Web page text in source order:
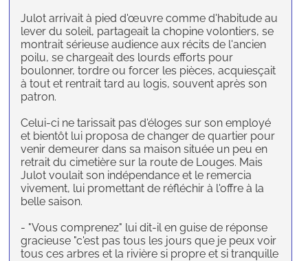
Julot arrivait à pied d'œuvre comme d'habitude au
lever du soleil, partageait la chopine volontiers, se
montrait sérieuse audience aux récits de l'ancien
poilu, se chargeait des lourds efforts pour
boulonner, tordre ou forcer les pièces, acquiesçait
à tout et rentrait tard au logis, souvent après son
patron.
Celui-ci ne tarissait pas d'éloges sur son employé
et bientôt lui proposa de changer de quartier pour
venir demeurer dans sa maison située un peu en
retrait du cimetière sur la route de Louges. Mais
Julot voulait son indépendance et le remercia
vivement, lui promettant de réfléchir à l'offre à la
belle saison.
- "Vous comprenez" lui dit-il en guise de réponse
gracieuse "c'est pas tous les jours que je peux voir
tous ces arbres et la rivière si propre et si tranquille